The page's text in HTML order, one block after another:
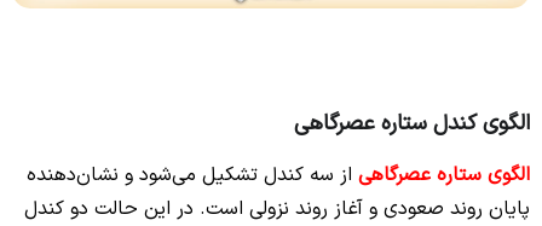
الگوی کندل ستاره عصرگاهی
الگوی ستاره عصرگاهی از سه کندل تشکیل می‌شود و نشان‌دهنده
پایان روند صعودی و آغاز روند نزولی است. در این حالت دو کندل